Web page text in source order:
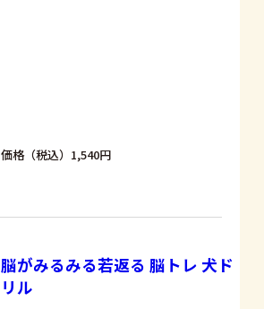
価格（税込）1,540円
脳がみるみる若返る 脳トレ 犬ド
リル